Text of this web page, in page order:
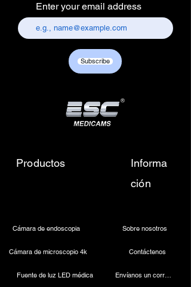
157, old lajpat rai market,
chandni chowk, delhi-110006.
Customer care contact details :
+917217838586 /
sales01@escmedicams.com
Enter your email address
Subscribe
Productos
Cámara de endoscopia
Cámara de microscopio 4k
Fuente de luz LED médica
Informa
ción
Sobre nosotros
Contáctenos
Envíanos un correo electrónico